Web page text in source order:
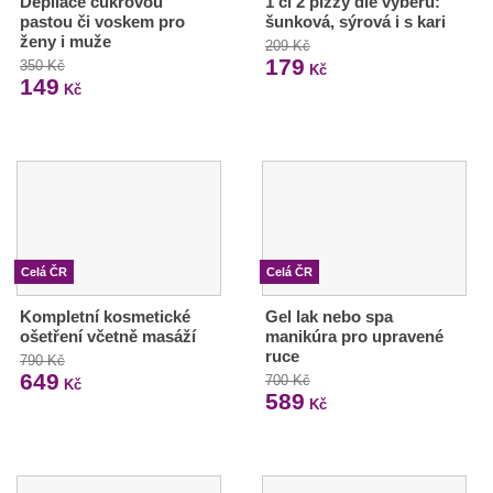
pastou či voskem pro
ženy i muže
350 Kč
149 Kč
šunková, sýrová i s kari
209 Kč
179 Kč
Celá ČR
Kompletní kosmetické
ošetření včetně masáží
790 Kč
649 Kč
Celá ČR
Gel lak nebo spa
manikúra pro upravené
ruce
700 Kč
589 Kč